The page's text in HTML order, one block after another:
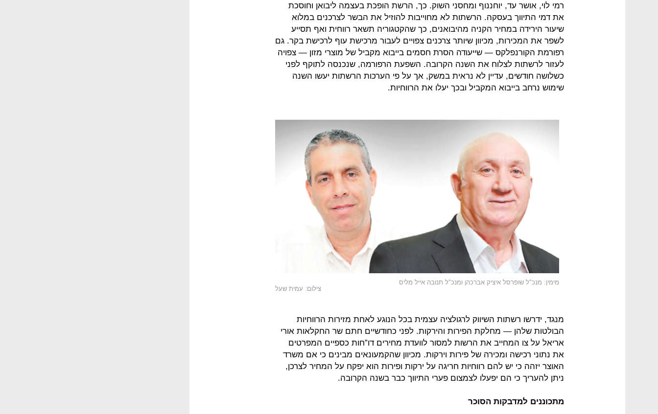
רמי לוי, אושר עד, יוחננוף ומחסני השוק. כך, הרשת הופכת בעצמה ליבואן וחוסכת
את דמי התיווך בעסקה. הרשתות לא מחוייבות להוזיל את הבשר לצרכנים במלוא
שיעור הירידה במחיר הקניה מהיבואנים, כך שהקטגוריה תשאר רווחית ואף תסייע
לשפר את המכירות, מכיוון שיותר צרכנים צפויים לעבור מרכישת עוף לרכישת בקר. גם
רפורמת הקורנפלקס — שייעודה הסרת חסמים בייבוא מקביל של מוצרי מזון — צפויה
לעזור לרשתות לצלוח את השנה הקרובה. השפעת הרפורמה, שנכנסה לתוקף לפני
כשלושה חודשים, עדיין לא נראית במשק, אך על פי הערכות הרשתות יעשו השנה
שימוש נרחב בייבוא המקביל ובכך יעלו את הרווחיות.
מימין: מנכ"ל שופרסל איציק אברכהן ומנכ"ל תנובה אייל מליס
צילום: עמית שעל
מנגד, ידרשו רשתות השיווק לרגולציה עצמית בכל הנוגע לאחת מזירות הרווחיות
הבולטות שלהן — מחלקת הפירות והירקות. לפני כחודשיים חתם שר החקלאות אורי
אריאל על צו המחייב את הרשות למסור לוועדת מחירים דו”חות כספיים המפרטים
את נתוני רכישה ומכירה של פירות וירקות. מכיוון שהקמעונאים מבינים כי אם משרד
האוצר יזהה כי יש להם רווחיות חריגה על ירקות ופירות הוא יפקח על המחיר לצרכן,
ניתן להעריך כי הם יפעלו לצמצום פערי התיווך כבר בשנה הקרובה.
מתכוננים למדבקות הסוכר